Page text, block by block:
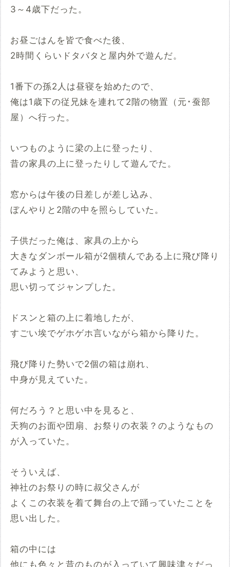
3～4歳下だった。
お昼ごはんを皆で食べた後、
2時間くらいドタバタと屋内外で遊んだ。
1番下の孫2人は昼寝を始めたので、
俺は1歳下の従兄妹を連れて2階の物置（元･蚕部
屋）へ行った。
いつものように梁の上に登ったり、
昔の家具の上に登ったりして遊んでた。
窓からは午後の日差しが差し込み、
ぼんやりと2階の中を照らしていた。
子供だった俺は、家具の上から
大きなダンボール箱が2個積んである上に飛び降り
てみようと思い、
思い切ってジャンプした。
ドスンと箱の上に着地したが、
すごい埃でゲホゲホ言いながら箱から降りた。
飛び降りた勢いで2個の箱は崩れ、
中身が見えていた。
何だろう？と思い中を見ると、
天狗のお面や団扇、お祭りの衣装？のようなもの
が入っていた。
そういえば、
神社のお祭りの時に叔父さんが
よくこの衣装を着て舞台の上で踊っていたことを
思い出した。
箱の中には
他にも色々と昔のものが入っていて興味津々だっ